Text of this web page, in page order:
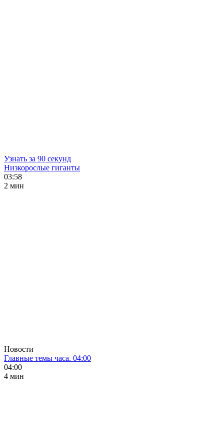
Узнать за 90 секунд
Низкорослые гиганты
03:58
2 мин
Новости
Главные темы часа. 04:00
04:00
4 мин